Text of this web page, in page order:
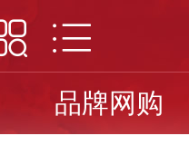
品牌网购